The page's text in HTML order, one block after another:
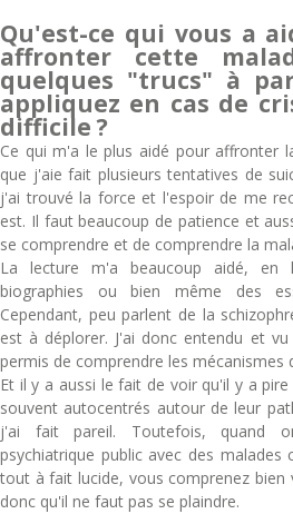
Qu'est-ce qui vous a
affronter cette
quelques "trucs" à
appliquez en cas de
difficile ?
Ce qui m'a le plus aidé pour affronter
que j'aie fait plusieurs tentatives de
j'ai trouvé la force et l'espoir de me
est. Il faut beaucoup de patience et
se comprendre et de comprendre la
La lecture m'a beaucoup aidé, en
biographies ou bien même des
Cependant, peu parlent de la
est à déplorer. J'ai donc entendu et
permis de comprendre les mécanismes
Et il y a aussi le fait de voir qu'il y a
souvent autocentrés autour de leur
j'ai fait pareil. Toutefois, quand
psychiatrique public avec des
tout à fait lucide, vous comprenez
donc qu'il ne faut pas se plaindre.